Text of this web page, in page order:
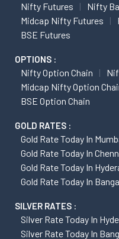
Nifty Futures
Nifty
Midcap Nifty Futures
BSE Futures
OPTIONS :
Nifty Option Chain
Midcap Nifty Option
BSE Option Chain
GOLD RATES :
Gold Rate Today In
Gold Rate Today In
Gold Rate Today In
Gold Rate Today In
SILVER RATES :
Silver Rate Today In
Silver Rate Today In